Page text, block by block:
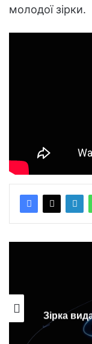
молодої зірки.
Зірка